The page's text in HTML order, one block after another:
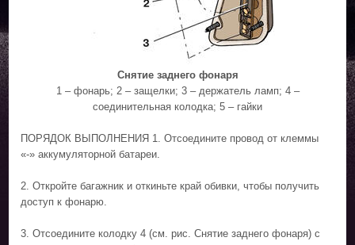
Снятие заднего фонаря
1 – фонарь; 2 – защелки; 3 – держатель ламп; 4 –
соединительная колодка; 5 – гайки
ПОРЯДОК ВЫПОЛНЕНИЯ 1. Отсоедините провод от клеммы
«-» аккумуляторной батареи.
2. Откройте багажник и откиньте край обивки, чтобы получить
доступ к фонарю.
3. Отсоедините колодку 4 (см. рис. Снятие заднего фонаря) с